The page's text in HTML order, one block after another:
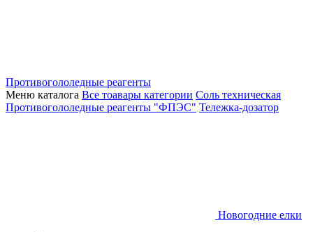
Противогололедные реагенты
Меню каталога Все тоавары категории Соль техническая
Противогололедные реагенты "ФПЭС" Тележка-дозатор
Новогодние елки